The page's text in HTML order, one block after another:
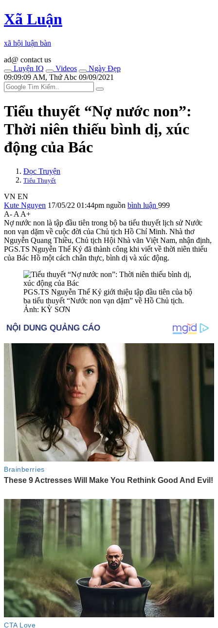
Xã Luận
xã hội luận bàn
ad@ contact us
Luyện IQ
Videos
Ngày Đẹp
09:09:09 AM, Thứ Abc 09/09/2021
Tiểu thuyết “Nợ nước non”:
Thời niên thiếu bình dị, xúc
động của Bác
Đọc Truyện
Tiểu Thuyết
VN EN
Kute Nguyen 17/05/22 01:44pm nguồn bình luận 999
A- A A+
Nợ nước non là tập đầu tiên trong bộ ba tiểu thuyết lịch sử Nước
non vạn dặm về cuộc đời của Chủ tịch Hồ Chí Minh. Nhà thơ
Nguyễn Quang Thiều, Chủ tịch Hội Nhà văn Việt Nam, nhận định,
PGS.TS Nguyễn Thế Kỷ đã thành công khi viết về thời niên thiếu
của Bác Hồ một cách chân thực, bình dị và xúc động.
PGS.TS Nguyễn Thế Kỷ giới thiệu tập đầu tiên của bộ
ba tiểu thuyết “Nước non vạn dặm” về Hồ Chủ tịch.
Ảnh: KỲ SƠN